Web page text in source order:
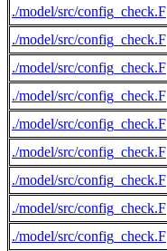
./model/src/config_check.F
./model/src/config_check.F
./model/src/config_check.F
./model/src/config_check.F
./model/src/config_check.F
./model/src/config_check.F
./model/src/config_check.F
./model/src/config_check.F
./model/src/config_check.F